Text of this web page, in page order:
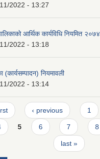
2022 - 13:27
आर्थिक कार्यविधि नियमित २०७४
2022 - 13:18
(कार्यसम्पादन) नियमावली
2022 - 13:14
‹ previous 1
5 6 7 8
last »